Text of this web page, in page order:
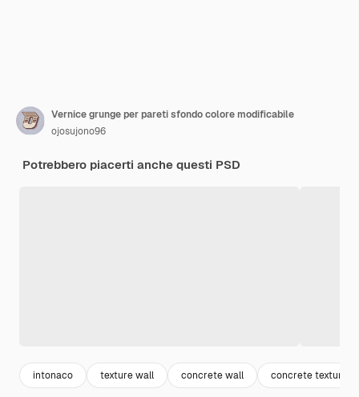
Vernice grunge per pareti sfondo colore modificabile
ojosujono96
Potrebbero piacerti anche questi PSD
intonaco texture wall concrete wall concrete texture